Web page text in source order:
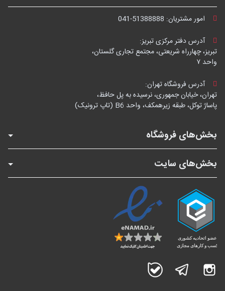
امور مشتریان: 041-51388888
آدرس دفتر مرکزی تبریز:
تبریز، چهارراه شریعتی، مجتمع تجاری گلستان،
واحد ۷
آدرس فروشگاه تهران:
تهران، خیابان جمهوری، نرسیده به پل حافظ،
پاساژ توکل، طبقه زیرهمکف، واحد B6 (تاپ ترونیک)
بخش‌های فروشگاه
بخش‌های سایت
اینستاگرام تلگرام